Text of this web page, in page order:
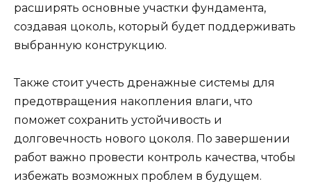
расширять основные участки фундамента,
создавая цоколь, который будет поддерживать
выбранную конструкцию.
Также стоит учесть дренажные системы для
предотвращения накопления влаги, что
поможет сохранить устойчивость и
долговечность нового цоколя. По завершении
работ важно провести контроль качества, чтобы
избежать возможных проблем в будущем.